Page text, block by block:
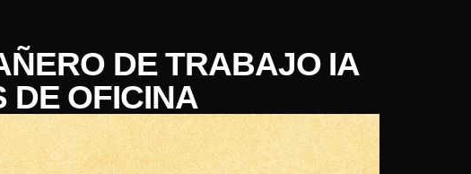
DE TRABAJO IA
DE OFICINA